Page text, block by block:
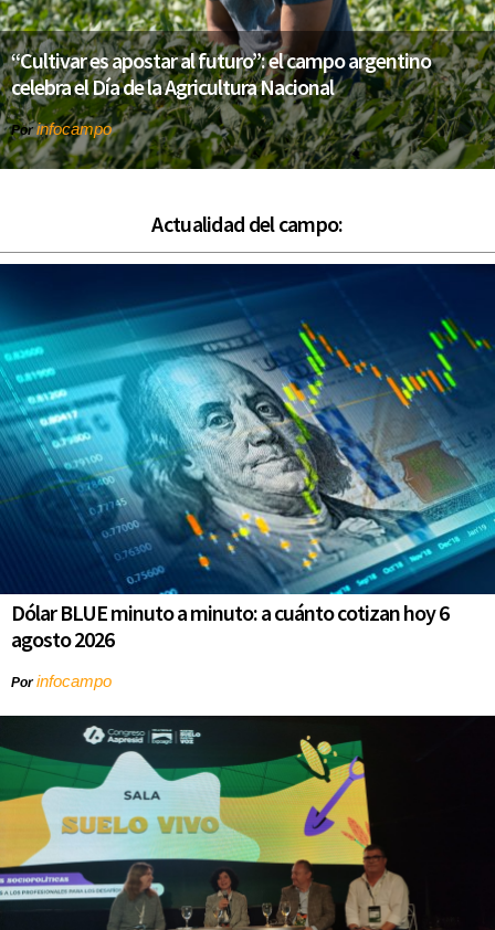
“Cultivar es apostar al futuro”: el campo argentino
celebra el Día de la Agricultura Nacional
Porinfocampo
Actualidad del campo:
Dólar BLUE minuto a minuto: a cuánto cotizan hoy 6
agosto 2026
Porinfocampo